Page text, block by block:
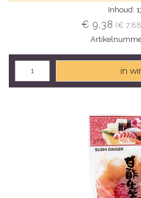
Inhoud:
€ 9,38 (€
in